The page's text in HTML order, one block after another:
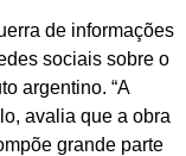
de informações
sociais sobre o
argentino. “A
avalia que a obra
grande parte